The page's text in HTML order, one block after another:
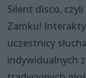
Silent disco,
Zamku!
uczestnicy
indywidualnych